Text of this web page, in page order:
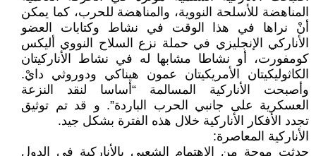
المناهضة للأسلحة النووية، والمناهضة للحرب، كما يمكن
أنْ نراها في هذا الوقت في نشاط وكتابات العضو
الأناركي الإنجليزي في حملة نزع السلاح النووي أليكس
كومفورت، أو نشاطا مشابها له في نشاط الأناركيتان
الكاثوليكيتان الأمريكيتان عمون هيناكي ودوروثي دايْ.
وأصبحت الأناركية المسالمة “أساسا لنقد النزعة
العسكرية على جانبي الحرب الباردة”. و قد تم توثيق
تجدد الأفكار الأناركية خلال هذه الفترة بشكل جيد.
الأناركية المعاصرة:
حدثت موجة من الاهتمام الشعبي بالأناركية في الدول